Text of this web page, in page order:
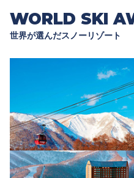
WORLD SKI
世界が選んだスノーリゾート